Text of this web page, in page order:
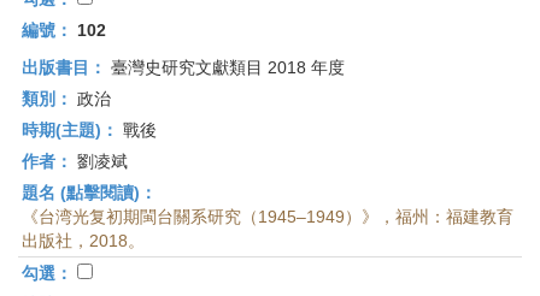
編號：
102
出版書目： 臺灣史研究文獻類目 2018 年度
類別： 政治
時期(主題)： 戰後
作者： 劉凌斌
題名 (點擊閱讀)：
《台湾光复初期閩台關系研究（1945–1949）》，福州：福建教育
出版社，2018。
勾選：